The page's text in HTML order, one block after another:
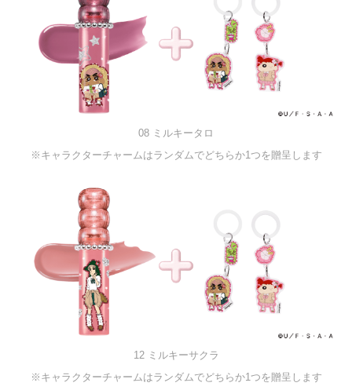
08 ミルキータロ
※キャラクターチャームはランダムでどちらか1つを贈呈します
12 ミルキーサクラ
※キャラクターチャームはランダムでどちらか1つを贈呈します